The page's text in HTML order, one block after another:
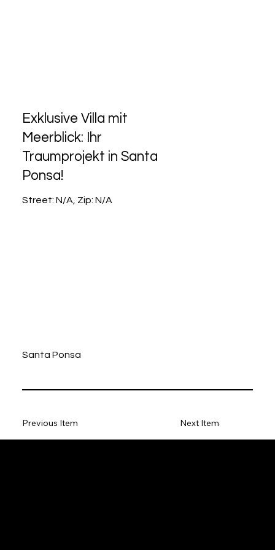
Exklusive Villa mit
Meerblick: Ihr
Traumprojekt in Santa
Ponsa!
Street: N/A, Zip: N/A
Santa Ponsa
Next Item
Previous Item